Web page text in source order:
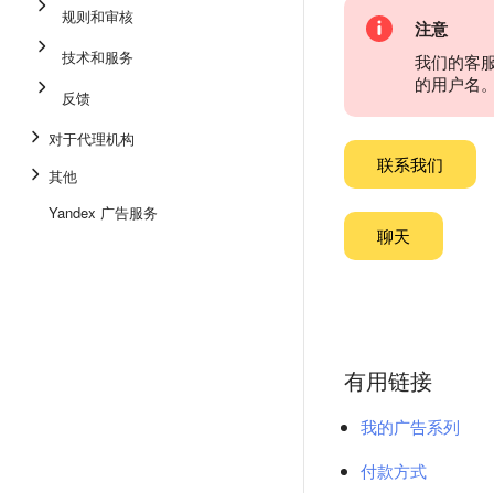
规则和审核
技术和服务
反馈
对于代理机构
其他
Yandex 广告服务
注意
我们的客
的用户名
联系我们
聊天
有用链接
我的广告系列
付款方式